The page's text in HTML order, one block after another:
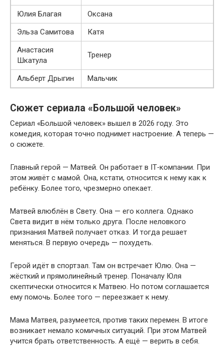
Юлия Благая
Оксана
Эльза Самитова
Катя
Анастасия
Шкатула
Тренер
Альберт Дрыгин Мальчик
Сюжет сериала «Большой человек»
Сериал «Большой человек» вышел в 2026 году. Это
комедия, которая точно поднимет настроение. А теперь —
о сюжете.
Главный герой — Матвей. Он работает в IT‑компании. При
этом живёт с мамой. Она, кстати, относится к нему как к
ребёнку. Более того, чрезмерно опекает.
Матвей влюблён в Свету. Она — его коллега. Однако
Света видит в нём только друга. После неловкого
признания Матвей получает отказ. И тогда решает
меняться. В первую очередь — похудеть.
Герой идёт в спортзал. Там он встречает Юлю. Она —
жёсткий и прямолинейный тренер. Поначалу Юля
скептически относится к Матвею. Но потом соглашается
ему помочь. Более того — переезжает к нему.
Мама Матвея, разумеется, против таких перемен. В итоге
возникает немало комичных ситуаций. При этом Матвей
учится брать ответственность. А ещё — верить в себя.